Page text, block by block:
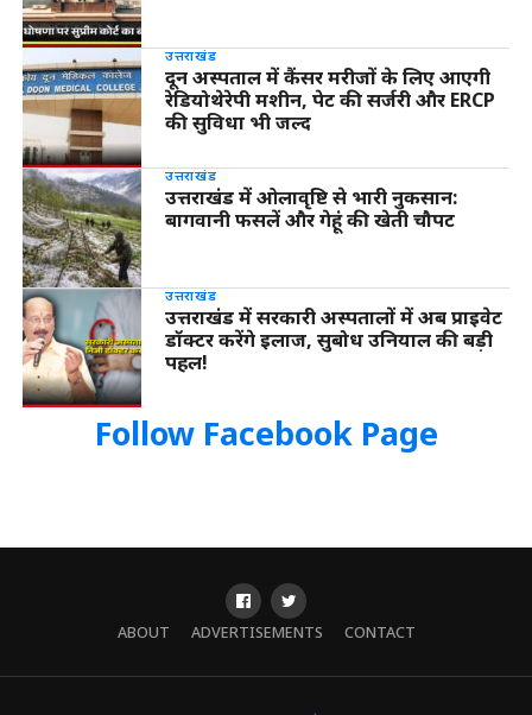
उत्तराखंड
दून अस्पताल में कैंसर मरीजों के लिए आएगी
रेडियोथेरेपी मशीन, पेट की सर्जरी और ERCP
की सुविधा भी जल्द
उत्तराखंड
उत्तराखंड में ओलावृष्टि से भारी नुकसान:
बागवानी फसलें और गेहूं की खेती चौपट
उत्तराखंड
उत्तराखंड में सरकारी अस्पतालों में अब प्राइवेट
डॉक्टर करेंगे इलाज, सुबोध उनियाल की बड़ी
पहल!
Follow Facebook Page
ABOUT ADVERTISEMENTS CONTACT